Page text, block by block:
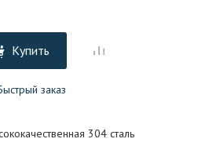
Купить
заказ
304 сталь